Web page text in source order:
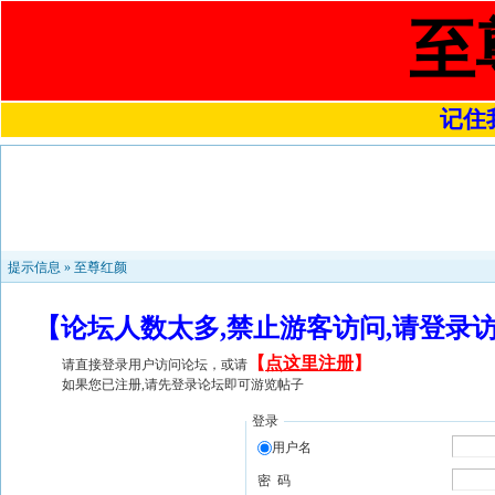
至
记住
提示信息 » 至尊红颜
【论坛人数太多,禁止游客访问,请登
请直接登录用户访问论坛，或请 【 点这里注册】
如果您已注册,请先登录论坛即可游览帖子
登录
用户名
密 码